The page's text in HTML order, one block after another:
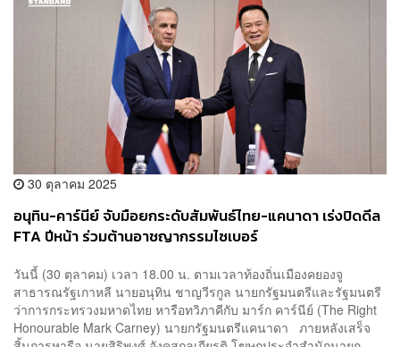
30 ตุลาคม 2025
อนุทิน-คาร์นีย์ จับมือยกระดับสัมพันธ์ไทย-แคนาดา เร่งปิดดีล
FTA ปีหน้า ร่วมต้านอาชญากรรมไซเบอร์
วันนี้ (30 ตุลาคม) เวลา 18.00 น. ตามเวลาท้องถิ่นเมืองคยองจู
สาธารณรัฐเกาหลี นายอนุทิน ชาญวีรกูล นายกรัฐมนตรีและรัฐมนตรี
ว่าการกระทรวงมหาดไทย หารือทวิภาคีกับ มาร์ก คาร์นีย์ (The Right
Honourable Mark Carney) นายกรัฐมนตรีแคนาดา ภายหลังเสร็จ